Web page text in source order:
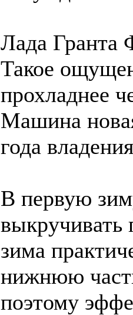
Лада Гранта
Такое
прохладнее
Машина
года
В первую
выкручивать
зима
нижнюю
поэтому